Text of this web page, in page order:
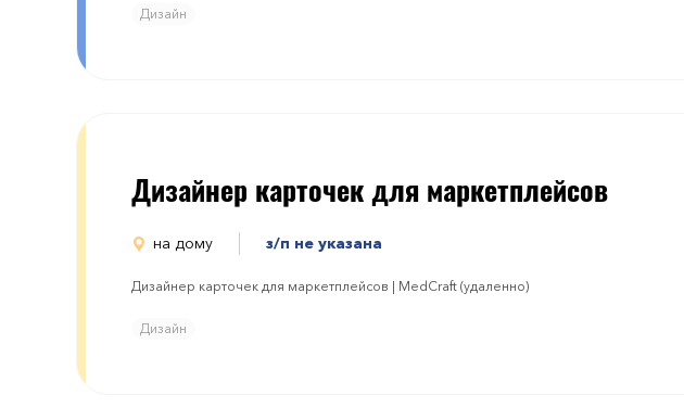
Дизайн
Дизайнер карточек для маркетплейсов
на дому з/п не указана
Дизайнер карточек для маркетплейсов | MedCraft (удаленно)
Дизайн